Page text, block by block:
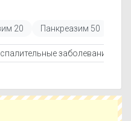
ознакомиться с
показаниями и
необходимости вы
Панкреазим с
в ближайшей аптеке,
предложения.
20 Панкреазим 50
заболевания